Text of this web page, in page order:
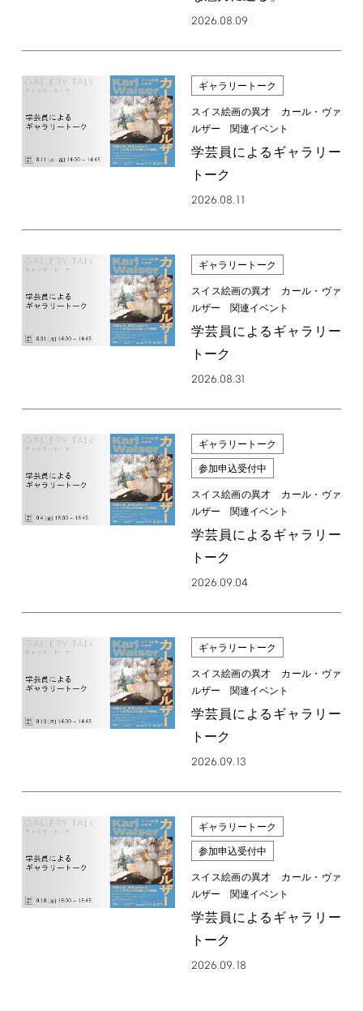
2026.08.09
ギャラリートーク
スイス絵画の異才 カール・ヴァ
ルザー 関連イベント
学芸員によるギャラリー
トーク
2026.08.11
ギャラリートーク
スイス絵画の異才 カール・ヴァ
ルザー 関連イベント
学芸員によるギャラリー
トーク
2026.08.31
ギャラリートーク
参加申込受付中
スイス絵画の異才 カール・ヴァ
ルザー 関連イベント
学芸員によるギャラリー
トーク
2026.09.04
ギャラリートーク
スイス絵画の異才 カール・ヴァ
ルザー 関連イベント
学芸員によるギャラリー
トーク
2026.09.13
ギャラリートーク
参加申込受付中
スイス絵画の異才 カール・ヴァ
ルザー 関連イベント
学芸員によるギャラリー
トーク
2026.09.18